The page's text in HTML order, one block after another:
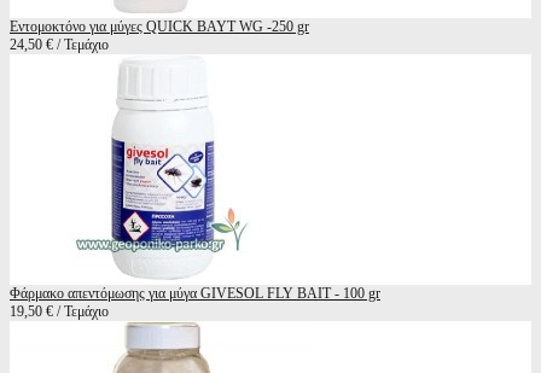
Εντομοκτόνο για μύγες QUICK BAYT WG -250 gr
24,50 € / Τεμάχιο
Φάρμακο απεντόμωσης για μύγα GIVESOL FLY BAIT - 100 gr
19,50 € / Τεμάχιο